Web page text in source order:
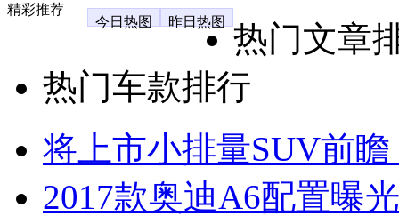
精彩推荐
今日热图
昨日热图
热门文章
热门车款排行
将上市小排量SUV前
2017款奥迪A6配置曝